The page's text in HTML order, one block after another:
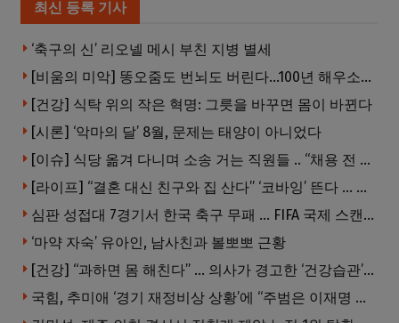
최신 등록 기사
‘축구의 신’ 리오넬 메시 부친 지병 별세
[비움의 미악] 똥오줌도 번뇌도 버린다…100년 해우소의 철학
[건강] 식탁 위의 작은 혁명: 그릇을 바꾸면 몸이 바뀐다
[시론] ‘악마의 달’ 8월, 문제는 태양이 아니었다
[이슈] 식당 옮겨 다니며 소송 거는 직원들 .. “채용 전 반드시 확인해야”
[라이프] “결혼 대신 친구와 집 산다” ‘코바잉’ 뜬다 … 내 집 마련 공식 바뀌었다
심판 성접대 7경기서 한국 축구 무패 … FIFA 국제 스캔들 번지나
‘마약 자숙’ 유아인, 남사친과 볼뽀뽀 근황
[건강] “과하면 몸 해친다” … 의사가 경고한 ‘건강습관’ 5가지
국힘, 추미애 ‘경기 재정비상 상황’에 “주범은 이재명 전 지사”